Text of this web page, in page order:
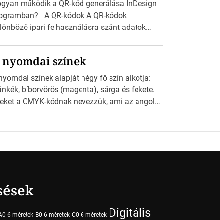
működik a QR-kód generálása InDesign
A QR-kódok A QR-kódok
ipari felhasználásra szánt adatok
A felhasználó okostelefonjára
egy QR-kód-leolvasó alkalmazást, ami
és dekódolni képes az URL-információt
átirányítja a telefon böngészőjét a cég
nyomdai színek
színek alapját négy fő szín alkotja:
bíborvörös (magenta), sárga és fekete.
a CMYK-kódnak nevezzük, ami az angol
6 méretek B0-6 méretek C0-6 méretek Digitális